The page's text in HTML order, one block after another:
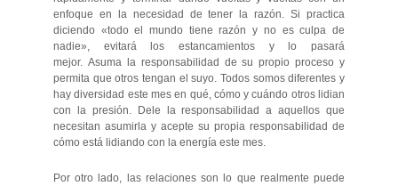
enfoque en la necesidad de tener la razón. Si practica
diciendo «todo el mundo tiene razón y no es culpa de
nadie», evitará los estancamientos y lo pasará
mejor. Asuma la responsabilidad de su propio proceso y
permita que otros tengan el suyo. Todos somos diferentes y
hay diversidad este mes en qué, cómo y cuándo otros lidian
con la presión. Dele la responsabilidad a aquellos que
necesitan asumirla y acepte su propia responsabilidad de
cómo está lidiando con la energía este mes.
Por otro lado, las relaciones son lo que realmente puede